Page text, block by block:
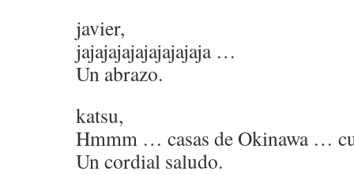
javier,
jajajajajajajajajaja …
Un abrazo.
katsu,
Hmmm … casas de Okinawa …
Un cordial saludo.